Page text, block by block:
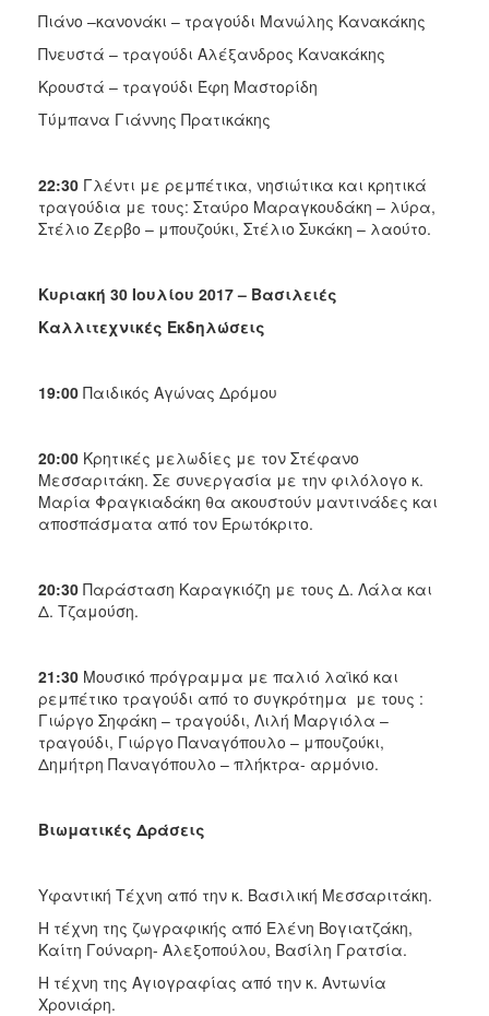
Πιάνο –κανονάκι – τραγούδι Μανώλης Κανακάκης
Πνευστά – τραγούδι Αλέξανδρος Κανακάκης
Κρουστά – τραγούδι Έφη Μαστορίδη
Τύμπανα Γιάννης Πρατικάκης
22:30 Γλέντι με ρεμπέτικα, νησιώτικα και κρητικά
τραγούδια με τους: Σταύρο Μαραγκουδάκη – λύρα,
Στέλιο Ζερβο – μπουζούκι, Στέλιο Συκάκη – λαούτο.
Κυριακή 30 Ιουλίου 2017 – Βασιλειές
Καλλιτεχνικές Εκδηλώσεις
19:00 Παιδικός Αγώνας Δρόμου
20:00 Κρητικές μελωδίες με τον Στέφανο
Μεσσαριτάκη. Σε συνεργασία με την φιλόλογο κ.
Μαρία Φραγκιαδάκη θα ακουστούν μαντινάδες και
αποσπάσματα από τον Ερωτόκριτο.
20:30 Παράσταση Καραγκιόζη με τους Δ. Λάλα και
Δ. Τζαμούση.
21:30 Μουσικό πρόγραμμα με παλιό λαϊκό και
ρεμπέτικο τραγούδι από το συγκρότημα με τους :
Γιώργο Σηφάκη – τραγούδι, Λιλή Μαργιόλα –
τραγούδι, Γιώργο Παναγόπουλο – μπουζούκι,
Δημήτρη Παναγόπουλο – πλήκτρα- αρμόνιο.
Βιωματικές Δράσεις
Υφαντική Τέχνη από την κ. Βασιλική Μεσσαριτάκη.
Η τέχνη της ζωγραφικής από Ελένη Βογιατζάκη,
Καίτη Γούναρη- Αλεξοπούλου, Βασίλη Γρατσία.
Η τέχνη της Αγιογραφίας από την κ. Αντωνία
Χρονιάρη.